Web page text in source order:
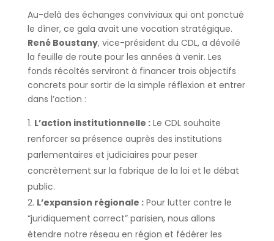
Au-delà des échanges conviviaux qui ont ponctué
le dîner, ce gala avait une vocation stratégique.
René Boustany, vice-président du CDL, a dévoilé
la feuille de route pour les années à venir. Les
fonds récoltés serviront à financer trois objectifs
concrets pour sortir de la simple réflexion et entrer
dans l’action :
L’action institutionnelle :Le CDL souhaite
renforcer sa présence auprès des institutions
parlementaires et judiciaires pour peser
concrètement sur la fabrique de la loi et le débat
public.
L’expansion régionale :Pour lutter contre le
“juridiquement correct” parisien, nous allons
étendre notre réseau en région et fédérer les